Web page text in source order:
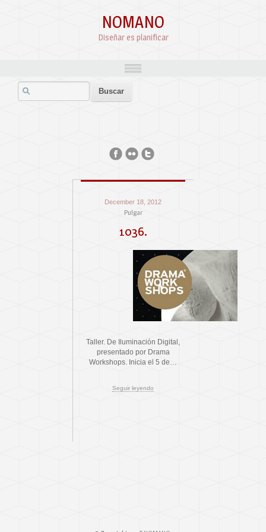
NOMANO
Diseñar es planificar
December 18, 2012
Pulgar
1036.
Taller. De Iluminación Digital,
presentado por Drama
Workshops. Inicia el 5 de…
Seguir leyendo